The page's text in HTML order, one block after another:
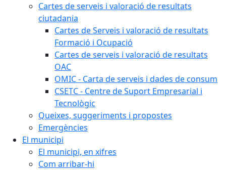
Cartes de serveis i valoració de resultats
ciutadania
Cartes de Serveis i valoració de resultats
Formació i Ocupació
Cartes de serveis i valoració de resultats
OAC
OMIC - Carta de serveis i dades de consum
CSETC - Centre de Suport Empresarial i
Tecnològic
Queixes, suggeriments i propostes
Emergències
El municipi
El municipi, en xifres
Com arribar-hi